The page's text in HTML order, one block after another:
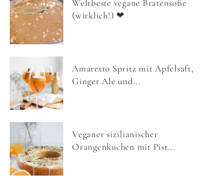
Weltbeste vegane Bratensoße
(wirklich!) ❤
Amaretto Spritz mit Apfelsaft,
Ginger Ale und...
Veganer sizilianischer
Orangenkuchen mit Pist...